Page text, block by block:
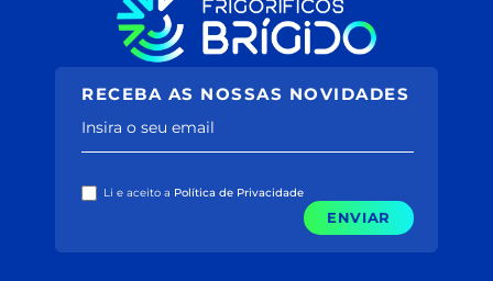
RECEBA AS NOSSAS NOVIDADES
Insira o seu email
Li e aceito a Política de Privacidade
ENVIAR